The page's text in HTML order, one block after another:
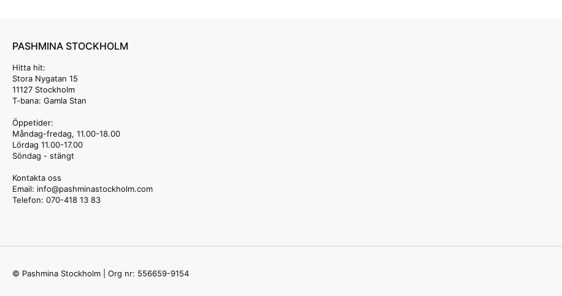
PASHMINA STOCKHOLM
Hitta hit:
Stora Nygatan 15
11127 Stockholm
T-bana: Gamla Stan
Öppetider:
Måndag-fredag, 11.00-18.00
Lördag 11.00-17.00
Söndag - stängt
Kontakta oss
Email: info@pashminastockholm.com
Telefon: 070-418 13 83
© Pashmina Stockholm | Org nr: 556659-9154